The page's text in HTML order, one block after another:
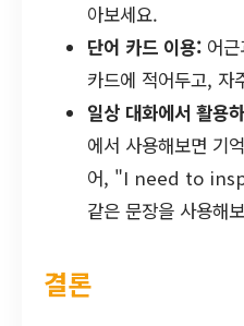
아보세요.
단어 카드 이용: 어
카드에 적어두고, 자
일상 대화에서 활용
에서 사용해보면 기
어, "I need to
같은 문장을 사용해
결론